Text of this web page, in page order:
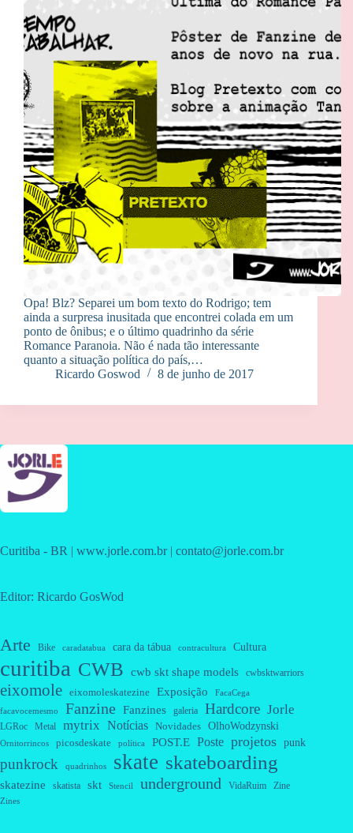
Opa! Blz? Separei um bom texto do Rodrigo; tem
ainda a surpresa inusitada que encontrei colada em um
ponto de ônibus; e o último quadrinho da série
Romance Paranoia. Não é nada tão interessante
quanto a situação política do país,…
Ricardo Goswod
8 de junho de 2017
Curitiba - BR | www.jorle.com.br | contato@jorle.com.br
Editor: Ricardo GosWod
Arte Bike caradatabua cara da tábua contracultura Cultura
curitiba CWB cwb skt shape models cwbsktwarriors
eixomole eixomoleskatezine Exposição FacaCega
facavocemesmo Fanzine Fanzines galeria Hardcore Jorle
LGRoc Metal mytrix Notícias Novidades OlhoWodzynski
Ornitorrincos picosdeskate política POST.E Poste projetos punk
punkrock quadrinhos skate skateboarding
skatezine skatista skt Stencil underground VidaRuim Zine
Zines